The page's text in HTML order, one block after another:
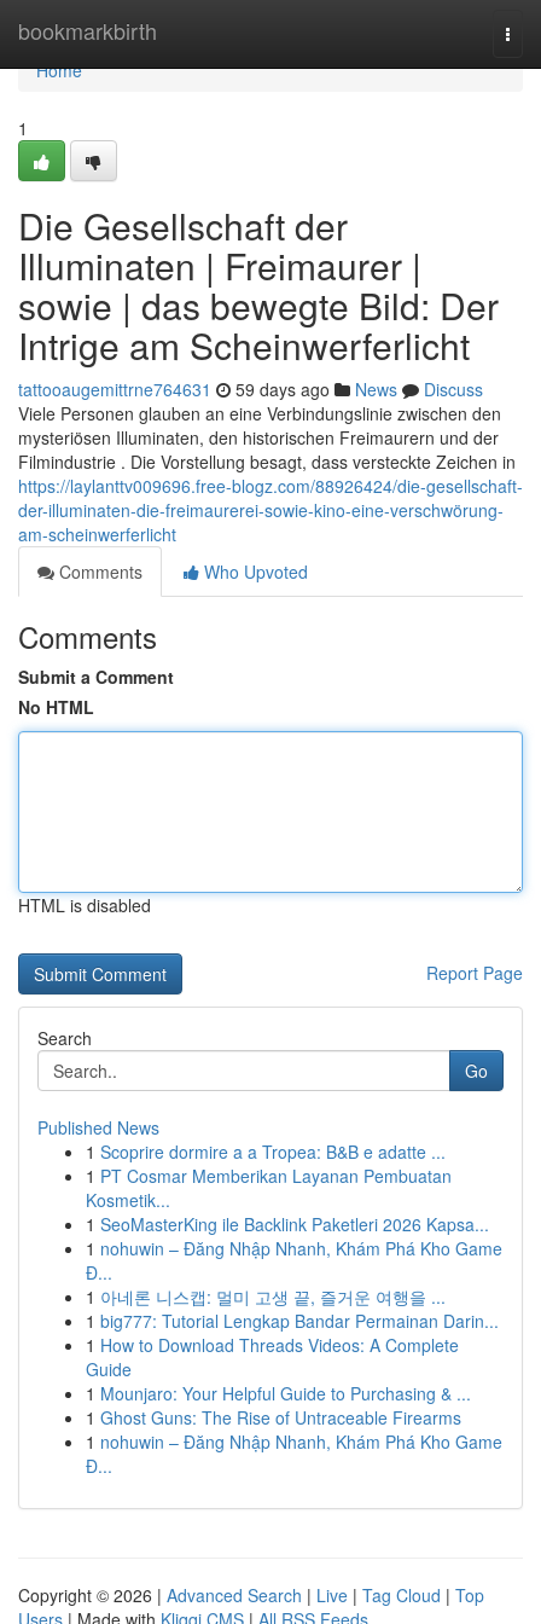
bookmarkbirth
Home
Home
1
Die Gesellschaft der
Illuminaten | Freimaurer |
sowie | das bewegte Bild: Der
Intrige am Scheinwerferlicht
tattooaugemittrne764631 59 days ago News
Discuss
Viele Personen glauben an eine Verbindungslinie zwischen den
mysteriösen Illuminaten, den historischen Freimaurern und der
Filmindustrie . Die Vorstellung besagt, dass versteckte Zeichen in
https://laylanttv009696.free-blogz.com/88926424/die-gesellschaft-
der-illuminaten-die-freimaurerei-sowie-kino-eine-verschwörung-
am-scheinwerferlicht
Comments
Who Upvoted
Comments
Submit a Comment
No HTML
HTML is disabled
Report Page
Search
Go
Published News
1 Scoprire dormire a a Tropea: B&B e adatte ...
1 PT Cosmar Memberikan Layanan Pembuatan
Kosmetik...
1 SeoMasterKing ile Backlink Paketleri 2026 Kapsa...
1 nohuwin – Đăng Nhập Nhanh, Khám Phá Kho Game
Đ...
1 아네론 니스캡: 멀미 고생 끝, 즐거운 여행을 ...
1 big777: Tutorial Lengkap Bandar Permainan Darin...
1 How to Download Threads Videos: A Complete
Guide
1 Mounjaro: Your Helpful Guide to Purchasing & ...
1 Ghost Guns: The Rise of Untraceable Firearms
1 nohuwin – Đăng Nhập Nhanh, Khám Phá Kho Game
Đ...
Copyright © 2026 | Advanced Search | Live | Tag Cloud | Top
Users | Made with Kliqqi CMS | All RSS Feeds